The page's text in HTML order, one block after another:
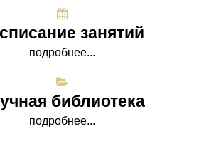
занятий
подробнее...
библиотека
подробнее...